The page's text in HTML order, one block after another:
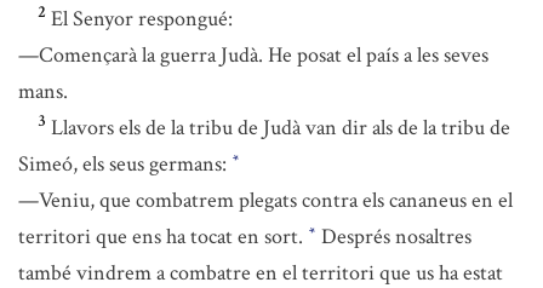
2 El Senyor respongué:
—Començarà la guerra Judà. He posat el país a les seves
mans.
3 Llavors els de la tribu de Judà van dir als de la tribu de
Simeó, els seus germans: *
—Veniu, que combatrem plegats contra els cananeus en el
territori que ens ha tocat en sort. * Després nosaltres
també vindrem a combatre en el territori que us ha estat